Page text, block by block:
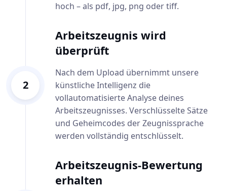
hoch – als pdf, jpg, png oder tiff.
2
Arbeitszeugnis wird
überprüft
Nach dem Upload übernimmt unsere
künstliche Intelligenz die
vollautomatisierte Analyse deines
Arbeitszeugnisses. Verschlüsselte Sätze
und Geheimcodes der Zeugnissprache
werden vollständig entschlüsselt.
Arbeitszeugnis-Bewertung
erhalten